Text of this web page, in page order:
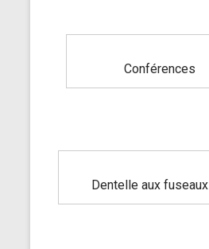
Conférences
Dentelle aux fuseaux